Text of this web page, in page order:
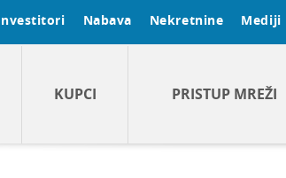
Nabava Nekretnine Mediji
KUPCI PRISTUP MREŽI